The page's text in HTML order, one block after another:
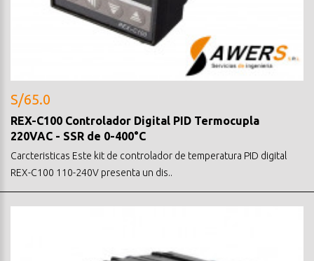
S/65.0
REX-C100 Controlador Digital PID Termocupla
220VAC - SSR de 0-400°C
Carcteristicas Este kit de controlador de temperatura PID digital
REX-C100 110-240V presenta un dis..